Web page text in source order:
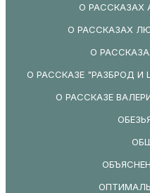
О РАССКАЗАХ
О РАССКАЗАХ
О
О РАССКАЗЕ "РАЗБРОД И
О РАССКАЗЕ